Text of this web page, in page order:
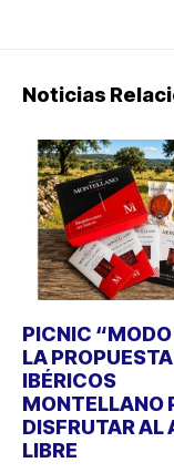
Noticias
PICNIC
LA
IBÉRICOS
MONTELLANO
DISFRUTAR AL
LIBRE